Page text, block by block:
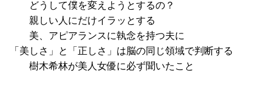
どうして僕を変えようとするの？
親しい人にだけイラッとする
美、アピアランスに執念を持つ夫に
「美しさ」と「正しさ」は脳の同じ領域で判断する
樹木希林が美人女優に必ず聞いたこと